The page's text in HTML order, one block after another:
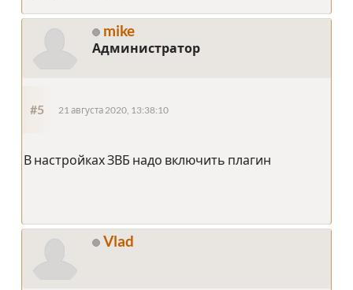
mike
Администратор
#5 21 августа 2020, 13:38:10
В настройках ЗВБ надо включить плагин
Vlad